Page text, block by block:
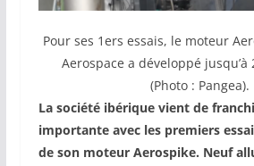
Pour ses 1ers essais, le moteur
Aerospace a développé jusqu’à
(Photo : Pangea).
La société ibérique vient de
importante avec les premiers
de son moteur Aerospike. Neuf